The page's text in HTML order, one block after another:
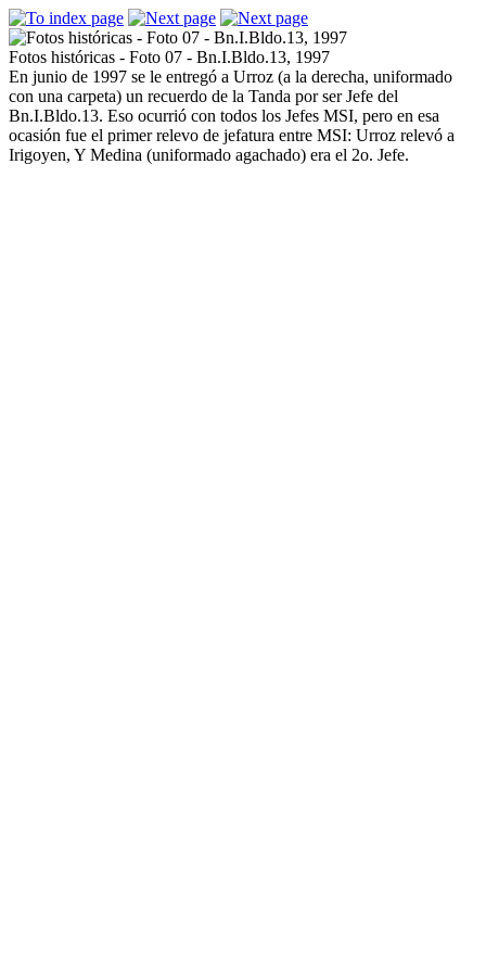
Fotos históricas - Foto 07 - Bn.I.Bldo.13, 1997
En junio de 1997 se le entregó a Urroz (a la derecha, uniformado
con una carpeta) un recuerdo de la Tanda por ser Jefe del
Bn.I.Bldo.13. Eso ocurrió con todos los Jefes MSI, pero en esa
ocasión fue el primer relevo de jefatura entre MSI: Urroz relevó a
Irigoyen, Y Medina (uniformado agachado) era el 2o. Jefe.